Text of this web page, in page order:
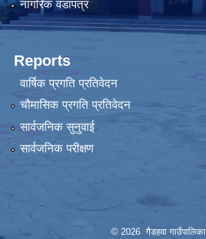
नागरिक वडापत्र
Reports
वार्षिक प्रगति प्रतिवेदन
चौमासिक प्रगति प्रतिवेदन
सार्वजनिक सुनुवाई
सार्वजनिक परीक्षण
© 2026 गैडहवा गाउँपालिका